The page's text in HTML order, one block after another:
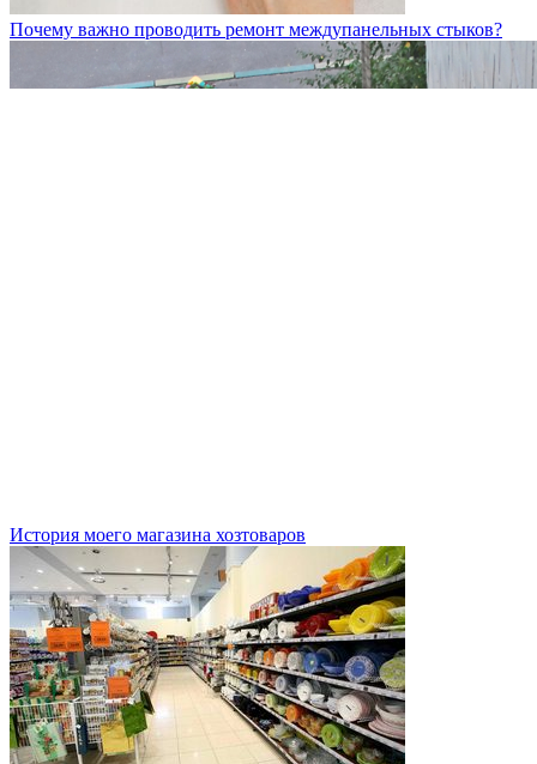
Почему важно проводить ремонт междупанельных стыков?
История моего магазина хозтоваров